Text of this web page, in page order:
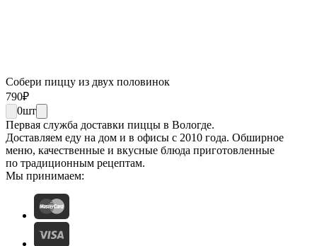
Собери пиццу из двух половинок
790₽
0шт
Первая служба доставки пиццы в Вологде.
Доставляем еду на дом и в офисы с 2010 года. Обширное
меню, качественные и вкусные блюда приготовленные
по традиционным рецептам.
Мы принимаем: